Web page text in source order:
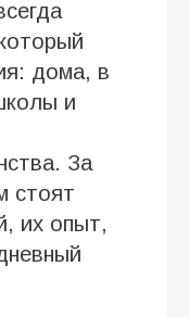
дома, в
и
За
стоят
их опыт,